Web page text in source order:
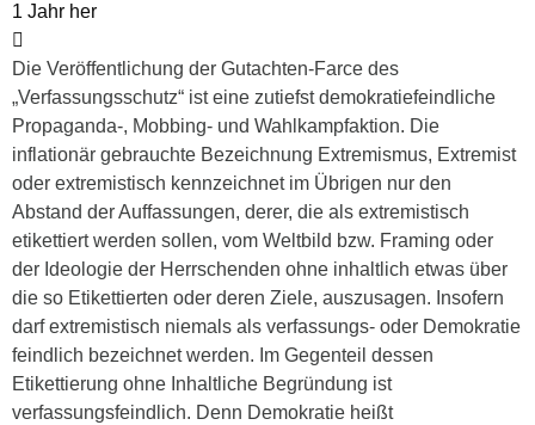
1 Jahr her
Die Veröffentlichung der Gutachten-Farce des
„Verfassungsschutz“ ist eine zutiefst demokratiefeindliche
Propaganda-, Mobbing- und Wahlkampfaktion. Die
inflationär gebrauchte Bezeichnung Extremismus, Extremist
oder extremistisch kennzeichnet im Übrigen nur den
Abstand der Auffassungen, derer, die als extremistisch
etikettiert werden sollen, vom Weltbild bzw. Framing oder
der Ideologie der Herrschenden ohne inhaltlich etwas über
die so Etikettierten oder deren Ziele, auszusagen. Insofern
darf extremistisch niemals als verfassungs- oder Demokratie
feindlich bezeichnet werden. Im Gegenteil dessen
Etikettierung ohne Inhaltliche Begründung ist
verfassungsfeindlich. Denn Demokratie heißt